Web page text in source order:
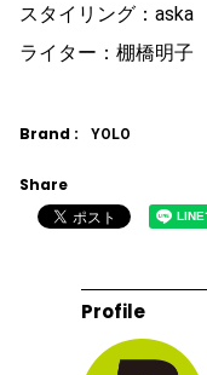
スタイリング：aska
ライター：棚橋明子
Brand : YOLO
Share
Profile